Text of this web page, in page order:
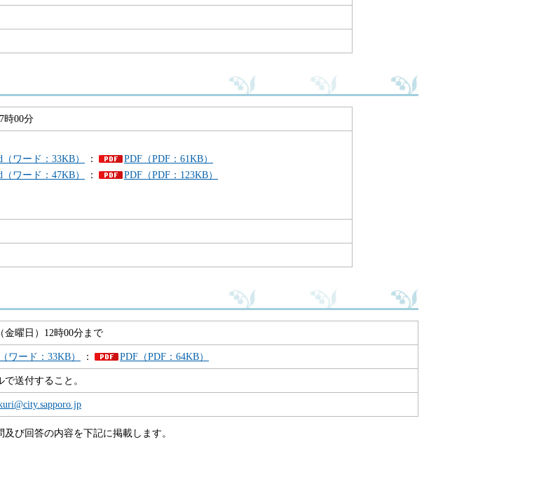
時00分
（ワード：33KB） ：
PDF（PDF：61KB）
（ワード：47KB） ：
PDF（PDF：123KB）
金曜日）12時00分まで
ワード：33KB） ： PDF（PDF：64KB）
送付すること。
び回答の内容を下記に掲載します。